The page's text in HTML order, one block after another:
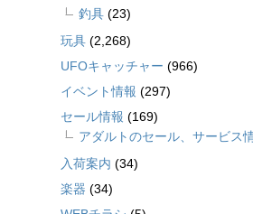
釣具 (23)
玩具 (2,268)
UFOキャッチャー (966)
イベント情報 (297)
セール情報 (169)
アダルトのセール、サービス
入荷案内 (34)
楽器 (34)